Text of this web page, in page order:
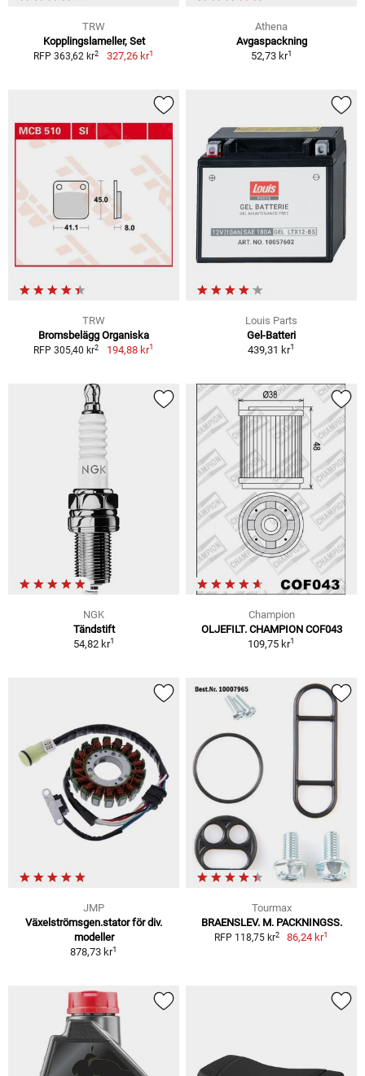
TRW
Kopplingslameller, Set
RFP 363,62 kr2 327,26 kr1
Athena
Avgaspackning
52,73 kr1
TRW
Bromsbelägg Organiska
RFP 305,40 kr2 194,88 kr1
Louis Parts
Gel-Batteri
439,31 kr1
NGK
Tändstift
54,82 kr1
Champion
OLJEFILT. CHAMPION COF043
109,75 kr1
JMP
Växelströmsgen.stator för div.
modeller
878,73 kr1
Tourmax
BRAENSLEV. M. PACKNINGSS.
RFP 118,75 kr2 86,24 kr1